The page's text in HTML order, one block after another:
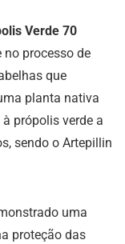
Verde 70
no processo de
que
planta nativa
própolis verde a
sendo o Artepillin
uma
proteção das